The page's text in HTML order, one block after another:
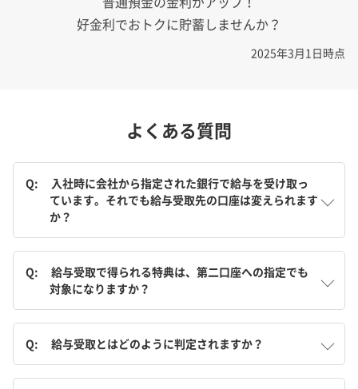
好金利でおトクに貯蓄しませんか？
2025年3月1日時点
よくある質問
Q:
入社時に会社から指定された銀行で給与を受け取っ
ています。それでも給与受取先の口座は変えられます
か？
Q:
給与受取で得られる特典は、第二口座への指定でも
対象になりますか？
Q: 給与受取とはどのように判定されますか？